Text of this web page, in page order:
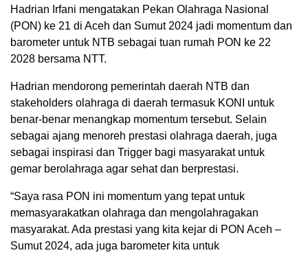
Hadrian Irfani mengatakan Pekan Olahraga Nasional
(PON) ke 21 di Aceh dan Sumut 2024 jadi momentum dan
barometer untuk NTB sebagai tuan rumah PON ke 22
2028 bersama NTT.
Hadrian mendorong pemerintah daerah NTB dan
stakeholders olahraga di daerah termasuk KONI untuk
benar-benar menangkap momentum tersebut. Selain
sebagai ajang menoreh prestasi olahraga daerah, juga
sebagai inspirasi dan Trigger bagi masyarakat untuk
gemar berolahraga agar sehat dan berprestasi.
“Saya rasa PON ini momentum yang tepat untuk
memasyarakatkan olahraga dan mengolahragakan
masyarakat. Ada prestasi yang kita kejar di PON Aceh –
Sumut 2024, ada juga barometer kita untuk